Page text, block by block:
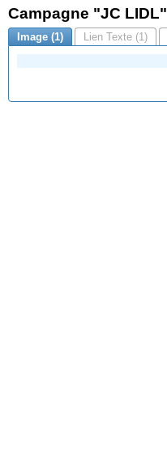
Campagne "JC LIDL"
Image (1) Lien Texte (1)